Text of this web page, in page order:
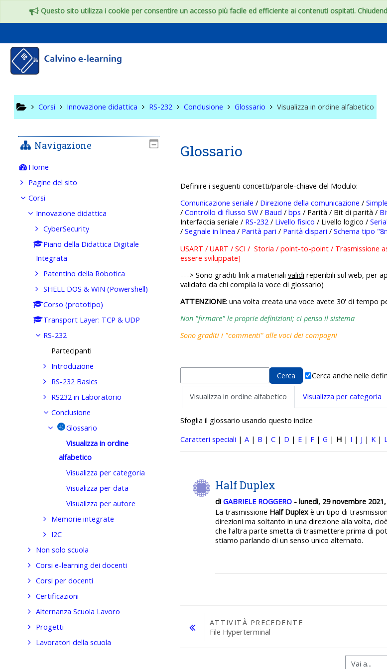
Questo sito utilizza i cookie per consentire un accesso più facile ed efficiente ai contenuti ospitati.
Corsi Innovazione didattica RS-232 Conclusione Glossario Visualizza in ordine alfabetico
Glossario
Definire i seguenti concetti/parole-chiave del Modulo:
Comunicazione seriale / Direzione della comunicazione /
/ Controllo di flusso SW/ Baud / bps / Parità / Bit di parità /
Interfaccia seriale / RS-232/ Livello fisico / Livello logico /
/ Segnale in linea / Parità pari / Parità dispari / Schema tipo
USART / UART / SCI / Storia / point-to-point / Trasmissione
essere sviluppate]
---> Sono graditi link a materiali validi reperibili sul web, per
validato da chi compila la voce di glossario)
ATTENZIONE: una volta creata una voce avete 30' di tempo
Non "firmare" le proprie definizioni; ci pensa il sistema
Sono graditi i "commenti" alle voci dei compagni
Cerca anche nelle
Visualizza in ordine alfabetico Visualizza per categoria
Sfoglia il glossario usando questo indice
Caratteri speciali | A| B | C| D | E| F| G | H| I | J | K|
Half Duplex
di GABRIELE ROGGERO- lunedì, 29 novembre 2021,
La trasmissione Half Duplexè un tipo di
direzioni ma soltanto in una direzione alla volta,
che l'altra parte smetta di trasmettere prima di
stiamo parlando di un senso unico alternato.
ATTIVITÀ PRECEDENTE
File Hyperterminal
Navigazione
Home
Pagine del sito
Corsi
Innovazione didattica
CyberSecurity
Piano della Didattica Digitale
Integrata
Patentino della Robotica
SHELL DOS & WIN (Powershell)
Corso (prototipo)
Transport Layer: TCP & UDP
RS-232
Partecipanti
Introduzione
RS-232 Basics
RS232 in Laboratorio
Conclusione
Glossario
Visualizza in ordine
alfabetico
Visualizza per categoria
Visualizza per data
Visualizza per autore
Memorie integrate
I2C
Non solo scuola
Corsi e-learning dei docenti
Corsi per docenti
Certificazioni
Alternanza Scuola Lavoro
Progetti
Lavoratori della scuola